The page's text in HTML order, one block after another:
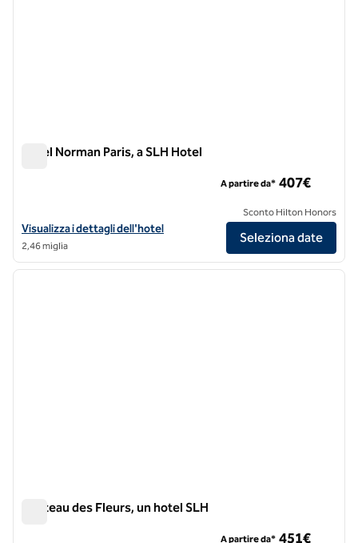
Hotel Norman Paris, a SLH Hotel
Visualizza i dettagli dell'hotel Norman Paris, a SLH Hotel
Visualizza i dettagli dell'hotel
2,46 miglia
A partire da* 407€
Sconto Hilton Honors
Seleziona date
1/12
1 di 12
Chateau des Fleurs, un hotel SLH
A partire da* 451€